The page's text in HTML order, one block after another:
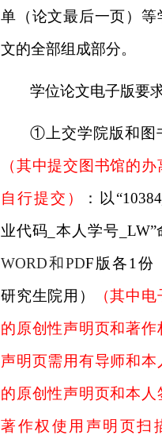
单（论文最后一页）等
文的全部组成部分。
学位论文电子版要
①上交学院版和图
（其中提交图书馆的办
自行提交）
：以“10384_
业代码 本人学号 _LW”
WORD和PDF版各1份
研究生院用）
（其中
的原创性声明页和著作
声明页需用有导师和本
的原创性声明页和本人
著作权使用声明页扫